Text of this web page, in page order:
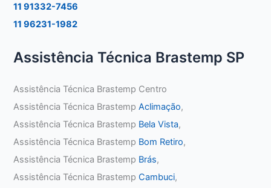
11 91332-7456
11 96231-1982
Assistência Técnica Brastemp SP
Assistência Técnica Brastemp Centro
Assistência Técnica BrastempAclimação,
Assistência Técnica Brastemp Bela Vista,
Assistência Técnica Brastemp Bom Retiro,
Assistência Técnica Brastemp Brás,
Assistência Técnica BrastempCambuci,